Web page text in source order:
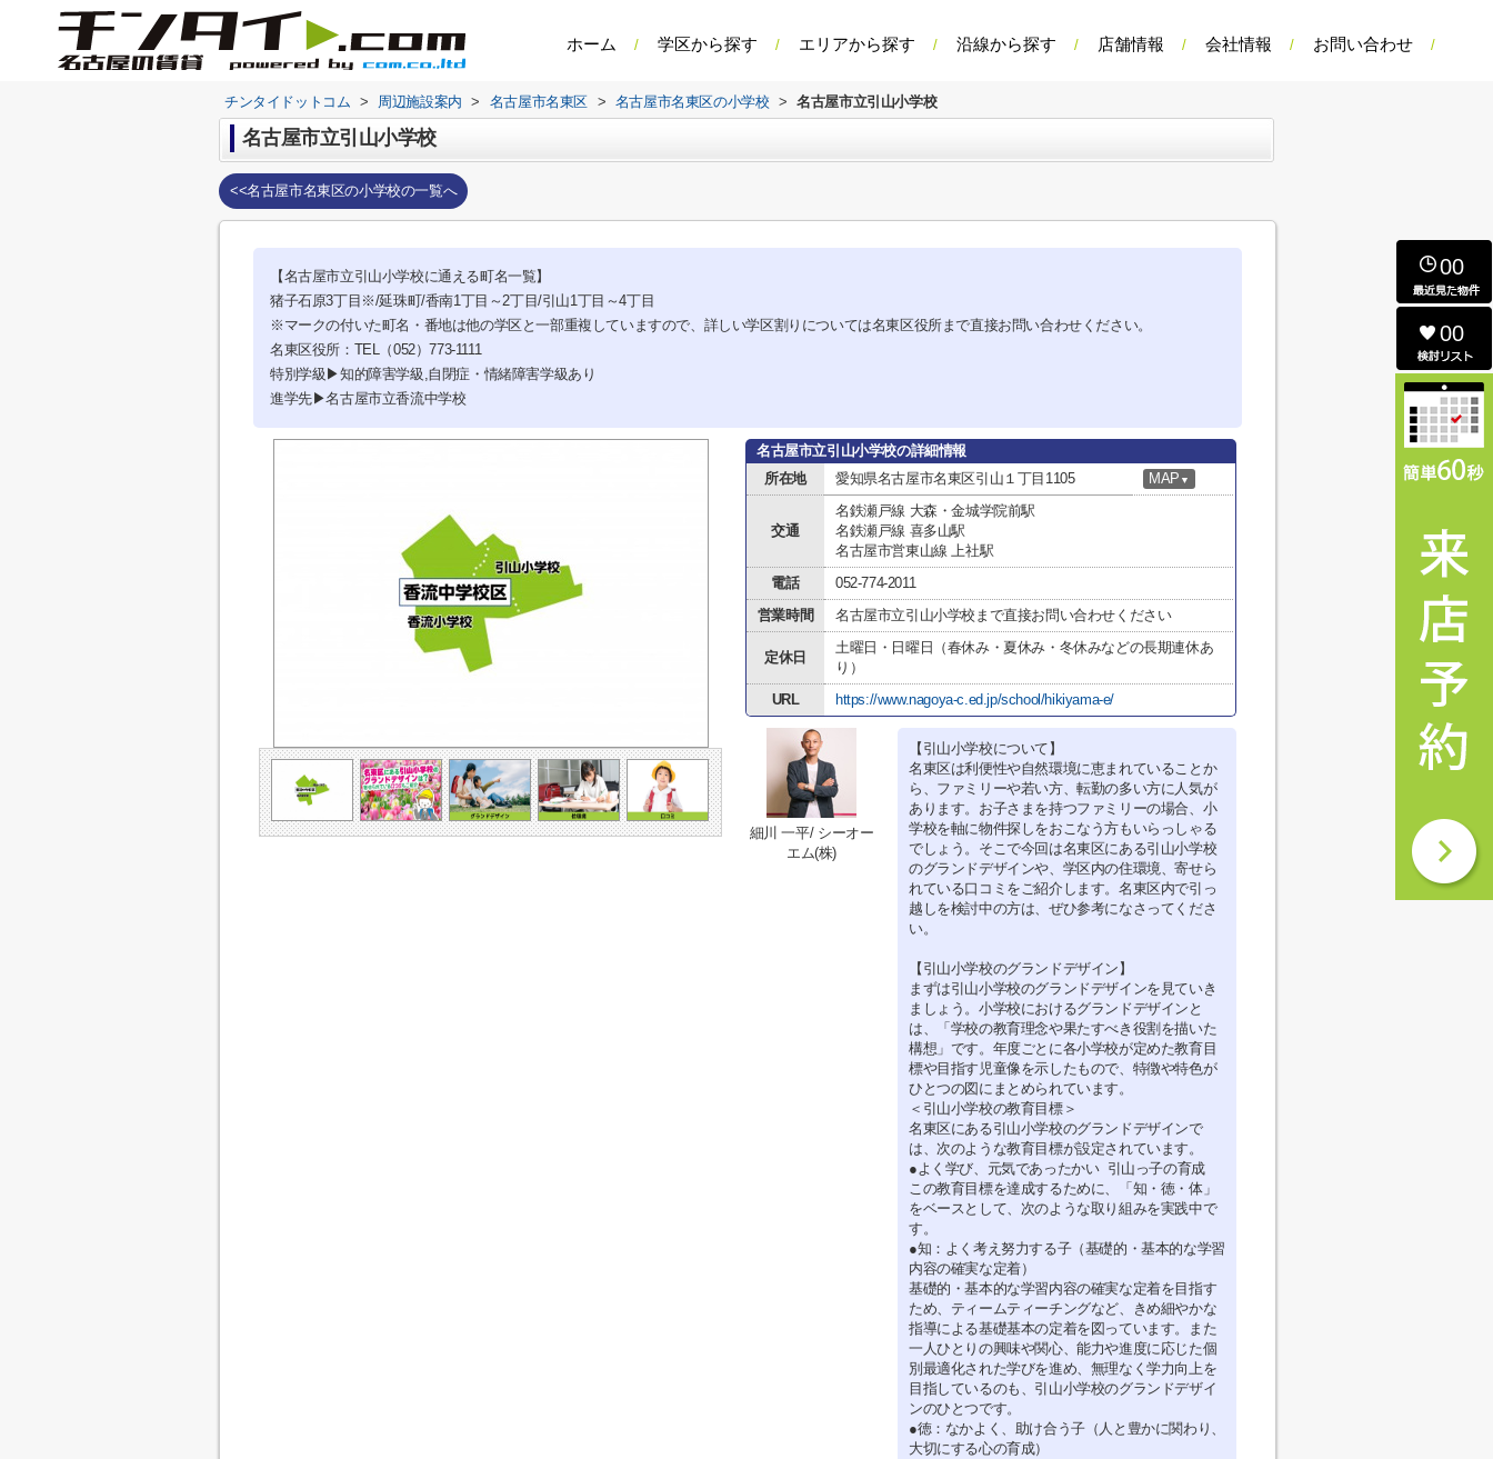
ホーム 学区から探す エリアから探す 沿線から探す 店舗情報 会社情報 お問い合わせ
チンタイドットコム > 周辺施設案内 > 名古屋市名東区 > 名古屋市名東区の小学校 > 名古屋市立引山小学校
名古屋市立引山小学校
<<名古屋市名東区の小学校の一覧へ
【名古屋市立引山小学校に通える町名一覧】
猪子石原3丁目※/延珠町/香南1丁目～2丁目/引山1丁目～4丁目
※マークの付いた町名・番地は他の学区と一部重複していますので、詳しい学区割りについては名東区役所まで直接お問い合わせください。
名東区役所：TEL（052）773-1111
特別学級▶知的障害学級,自閉症・情緒障害学級あり
進学先▶名古屋市立香流中学校
名古屋市立引山小学校の詳細情報
所在地
愛知県名古屋市名東区引山１丁目1105 MAP ▼
交通
名鉄瀬戸線 大森・金城学院前駅
名鉄瀬戸線 喜多山駅
名古屋市営東山線 上社駅
電話
052-774-2011
営業時間
名古屋市立引山小学校まで直接お問い合わせください
定休日
土曜日・日曜日（春休み・夏休み・冬休みなどの長期連休あ
り）
URL
https://www.nagoya-c.ed.jp/school/hikiyama-e/
細川 一平/ シーオー
エム(株)
【引山小学校について】
名東区は利便性や自然環境に恵まれていることか
ら、ファミリーや若い方、転勤の多い方に人気が
あります。お子さまを持つファミリーの場合、小
学校を軸に物件探しをおこなう方もいらっしゃる
でしょう。そこで今回は名東区にある引山小学校
のグランドデザインや、学区内の住環境、寄せら
れている口コミをご紹介します。名東区内で引っ
越しを検討中の方は、ぜひ参考になさってくださ
い。
【引山小学校のグランドデザイン】
まずは引山小学校のグランドデザインを見ていき
ましょう。小学校におけるグランドデザインと
は、「学校の教育理念や果たすべき役割を描いた
構想」です。年度ごとに各小学校が定めた教育目
標や目指す児童像を示したもので、特徴や特色が
ひとつの図にまとめられています。
＜引山小学校の教育目標＞
名東区にある引山小学校のグランドデザインで
は、次のような教育目標が設定されています。
●よく学び、元気であったかい 引山っ子の育成
この教育目標を達成するために、「知・徳・体」
をベースとして、次のような取り組みを実践中で
す。
●知：よく考え努力する子（基礎的・基本的な学習
内容の確実な定着）
基礎的・基本的な学習内容の確実な定着を目指す
ため、ティームティーチングなど、きめ細やかな
指導による基礎基本の定着を図っています。また
一人ひとりの興味や関心、能力や進度に応じた個
別最適化された学びを進め、無理なく学力向上を
目指しているのも、引山小学校のグランドデザイ
ンのひとつです。
●徳：なかよく、助け合う子（人と豊かに関わり、
大切にする心の育成）
00
00